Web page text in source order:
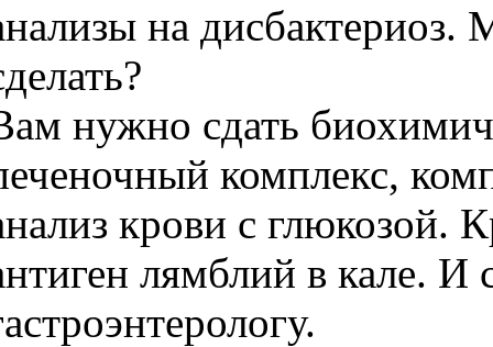
на
нужно сдать
комплекс,
крови с глюкозой.
лямблий в кале. И